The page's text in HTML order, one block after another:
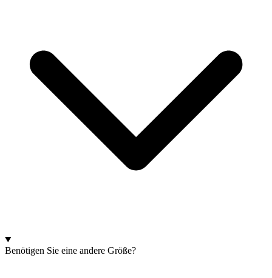
Benötigen Sie eine andere Größe?